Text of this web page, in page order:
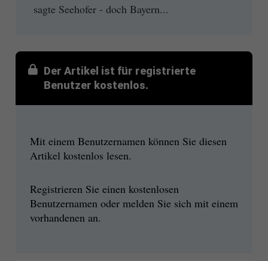
sagte Seehofer - doch Bayern...
Der Artikel ist für registrierte
Benutzer kostenlos.
Mit einem Benutzernamen können Sie diesen
Artikel kostenlos lesen.
Registrieren Sie einen kostenlosen
Benutzernamen oder melden Sie sich mit einem
vorhandenen an.